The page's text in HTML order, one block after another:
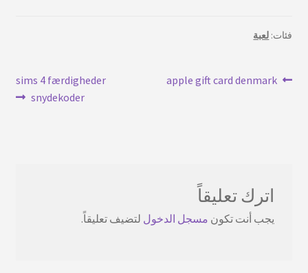
فئات: لعبة
تصفّح
المنشور
apple gift card denmark
التدوينة
التالية:
sims 4 færdigheder
snydekoder
اترك تعليقاً
يجب أنت تكون مسجل الدخول لتضيف تعليقاً.